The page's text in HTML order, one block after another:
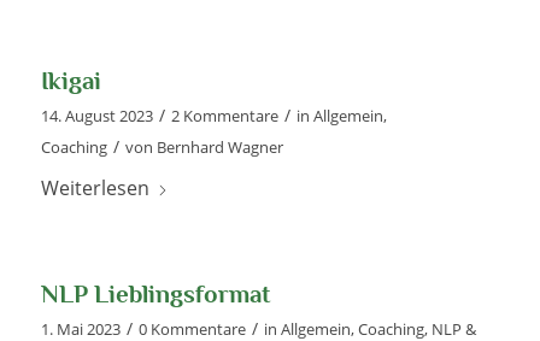
Ikigai
14. August 2023 / 2 Kommentare / in Allgemein,
Coaching / von Bernhard Wagner
Weiterlesen
NLP Lieblingsformat
1. Mai 2023 / 0 Kommentare / in Allgemein,Coaching, NLP &